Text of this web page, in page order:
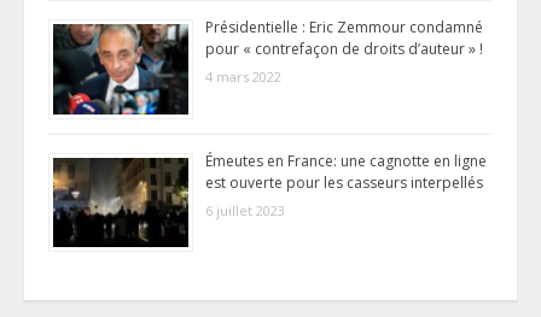
Présidentielle : Eric Zemmour condamné
pour « contrefaçon de droits d’auteur » !
4 mars 2022
Émeutes en France: une cagnotte en ligne
est ouverte pour les casseurs interpellés
6 juillet 2023